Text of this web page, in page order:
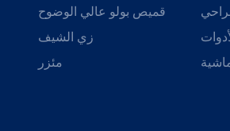
قميص بولو عالي الوضوح
زي الشيف
مئزر